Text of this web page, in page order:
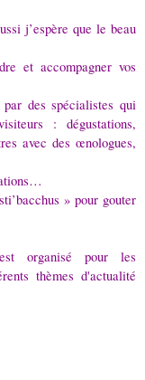
j’espère que le beau
et accompagner vos
des spécialistes qui
: dégustations,
avec des œnologues,
» pour gouter
organisé pour les
thèmes d'actualité